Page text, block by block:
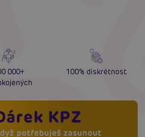
000+
100% diskrétnost